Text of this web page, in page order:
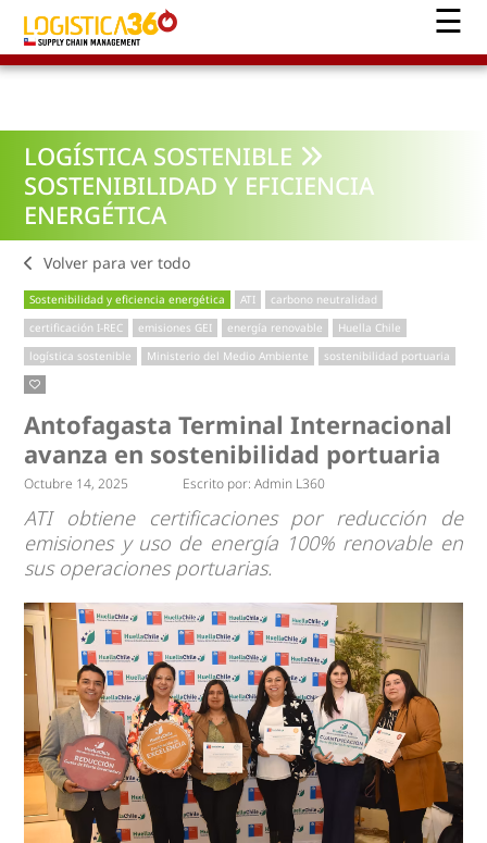
LOGÍSTICA SOSTENIBLE
SOSTENIBILIDAD Y EFICIENCIA
ENERGÉTICA
Volver para ver todo
Sostenibilidad y eficiencia energética ATI
carbono neutralidad
certificación I-REC
emisiones GEI energía renovable
Huella Chile
logística sostenible
Ministerio del Medio Ambiente sostenibilidad portuaria
Antofagasta Terminal Internacional
avanza en sostenibilidad portuaria
Octubre 14, 2025 Escrito por: Admin L360
ATI obtiene certificaciones por reducción de
emisiones y uso de energía 100% renovable en
sus operaciones portuarias.